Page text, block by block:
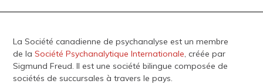
La Société canadienne de psychanalyse est un membre
de laSociété Psychanalytique Internationale, créée par
Sigmund Freud. Il est une société bilingue composée de
sociétés de succursales à travers le pays.